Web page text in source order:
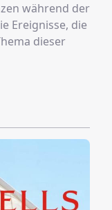
während der
Ereignisse, die
dieser